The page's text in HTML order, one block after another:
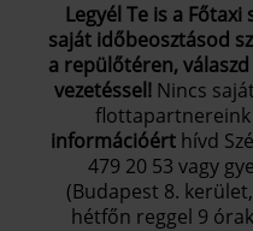
Legyél Te is a
saját időbeosztásod
a repülőtéren,
vezetéssel!Nincs
flottapartnereink
információért hívd
479 20 53 vagy
(Budapest 8.
hétfőn reggel 9